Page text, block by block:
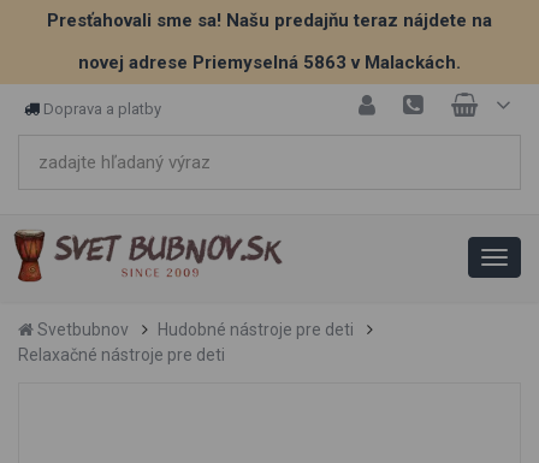
Presťahovali sme sa! Našu predajňu teraz nájdete na
novej adrese Priemyselná 5863 v Malackách.
Doprava a platby
Svetbubnov
Hudobné nástroje pre deti
Relaxačné nástroje pre deti